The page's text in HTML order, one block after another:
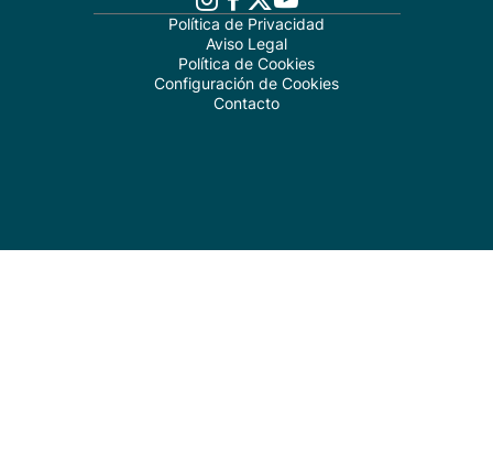
Política de Privacidad
Aviso Legal
Política de Cookies
Configuración de Cookies
Contacto